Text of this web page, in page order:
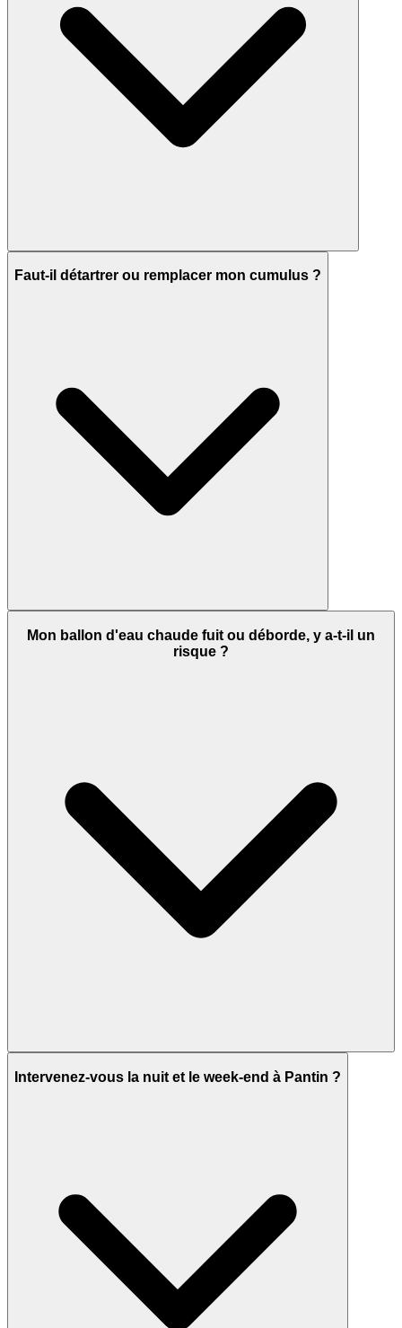
Faut-il détartrer ou remplacer mon cumulus ?
Mon ballon d'eau chaude fuit ou déborde, y a-t-il un
risque ?
Intervenez-vous la nuit et le week-end à Pantin ?